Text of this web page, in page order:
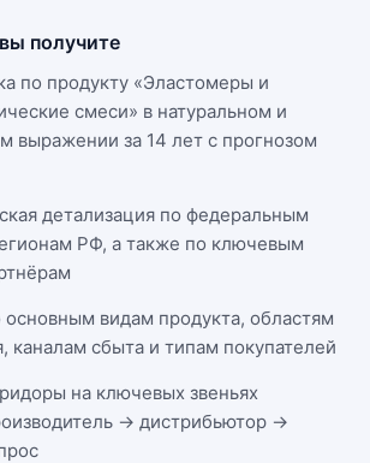
получите
по продукту «Эластомеры и
смеси» в натуральном и
выражении за 14 лет с прогнозом
детализация по федеральным
РФ, а также по ключевым
основным видам продукта, областям
каналам сбыта и типам покупателей
на ключевых звеньях
→ дистрибьютор →